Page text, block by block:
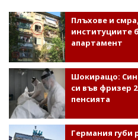
Плъхове и
институциите
апартамент
Шокиращо:
си във фризер
пенсията
Германия губи